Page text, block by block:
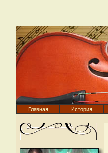
Главная История